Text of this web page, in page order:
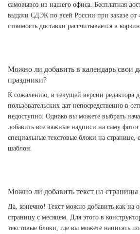
самовывоз из нашего офиса. Бесплатная
выдачи СДЭК по всей России при заказе от
стоимость доставки рассчитывается в
Можно ли добавить в календарь свои
праздники?
К сожалению, в текущей версии редактора
пользовательских дат непосредственно в
недоступно. Однако вы можете выбрать
добавить все важные надписи на саму
специальные текстовые блоки на странице,
шаблон.
Можно ли добавить текст на страницы
Да, конечно! Текст можно добавить как на
страницу с месяцем. Для этого в
текстовые блоки, где вы можете написать